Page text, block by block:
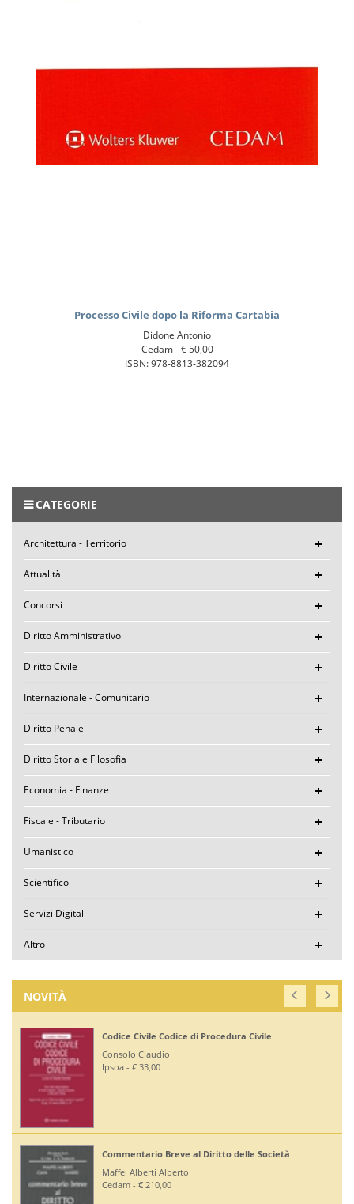
Processo Civile dopo la Riforma Cartabia
Didone Antonio
Cedam -€ 50,00
ISBN: 978-8813-382094
CATEGORIE
Architettura - Territorio
Attualità
Concorsi
Diritto Amministrativo
Diritto Civile
Internazionale - Comunitario
Diritto Penale
Diritto Storia e Filosofia
Economia - Finanze
Fiscale - Tributario
Umanistico
Scientifico
Servizi Digitali
Altro
NOVITÀ
Codice Civile Codice di Procedura Civile
Consolo Claudio
Ipsoa - € 33,00
Commentario Breve al Diritto delle Società
Maffei Alberti Alberto
Cedam - € 210,00